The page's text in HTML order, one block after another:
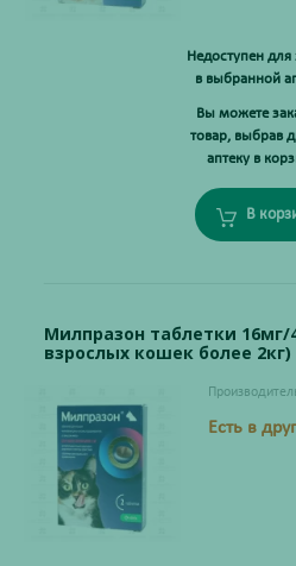
Недоступен для
в выбранной
Вы можете
товар, выбрав
аптеку в
В
Милпразон таблетки
взрослых кошек более 2кг)
Есть в